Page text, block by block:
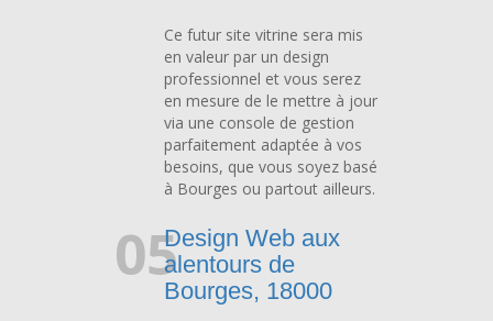
Ce futur site vitrine sera mis
en valeur par un design
professionnel et vous serez
en mesure de le mettre à jour
via une console de gestion
parfaitement adaptée à vos
besoins, que vous soyez basé
à Bourges ou partout ailleurs.
05Design Web aux
alentours de
Bourges, 18000